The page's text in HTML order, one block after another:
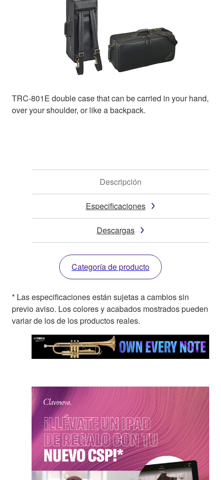
TRC-801E double case that can be carried in your hand,
over your shoulder, or like a backpack.
Descripción
Especificaciones
Descargas
Categoría de producto
* Las especificaciones están sujetas a cambios sin
previo aviso. Los colores y acabados mostrados pueden
variar de los de los productos reales.